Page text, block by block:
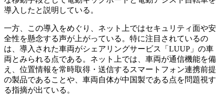
導入したと説明している。
一方、この導入をめぐり、ネット上ではセキュリティ面や安
全性を懸念する声が上がっている。特に注目されているの
は、導入された車両がシェアリングサービス「LUUP」の車
両とみられる点である。ネット上では、車両が通信機能を備
え、位置情報を常時取得・送信するスマートフォン連携前提
の製品であることや、車両自体が中国製である点を問題視す
る指摘が出ている。